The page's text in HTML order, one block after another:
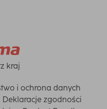
kraj
i ochrona danych
Deklaracje zgodności